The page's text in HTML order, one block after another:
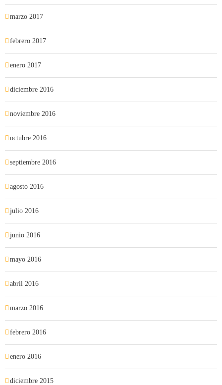
marzo 2017
febrero 2017
enero 2017
diciembre 2016
noviembre 2016
octubre 2016
septiembre 2016
agosto 2016
julio 2016
junio 2016
mayo 2016
abril 2016
marzo 2016
febrero 2016
enero 2016
diciembre 2015